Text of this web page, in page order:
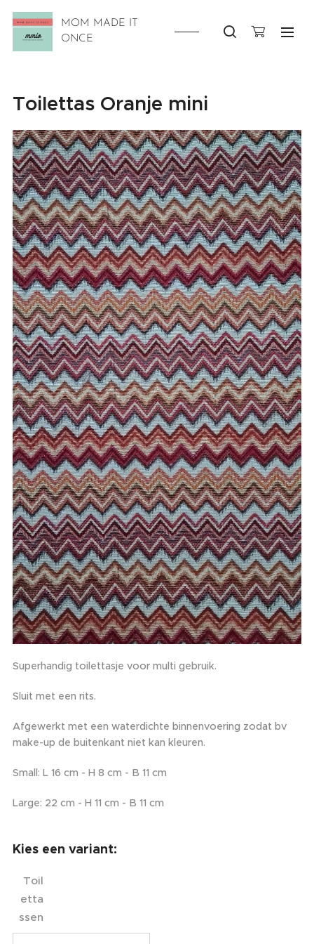
MOM MADE IT
ONCE
Toilettas Oranje mini
Superhandig toilettasje voor multi gebruik.
Sluit met een rits.
Afgewerkt met een waterdichte binnenvoering zodat bv
make-up de buitenkant niet kan kleuren.
Small: L 16 cm - H 8 cm - B 11 cm
Large: 22 cm - H 11 cm - B 11 cm
Kies een variant:
Toil
etta
ssen